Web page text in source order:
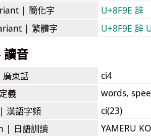
| 簡化字
U+8F9E 辞
| 繁體字 U+8F9E 辞
音
廣東話
ci4
定義
words,
漢語字頻
cí(23)
| 日語訓讀
YAMERU